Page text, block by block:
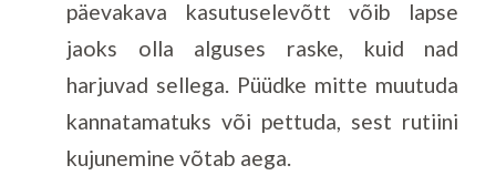
päevakava kasutuselevõtt võib lapse
jaoks olla alguses raske, kuid nad
harjuvad sellega. Püüdke mitte muutuda
kannatamatuks või pettuda, sest rutiini
kujunemine võtab aega.